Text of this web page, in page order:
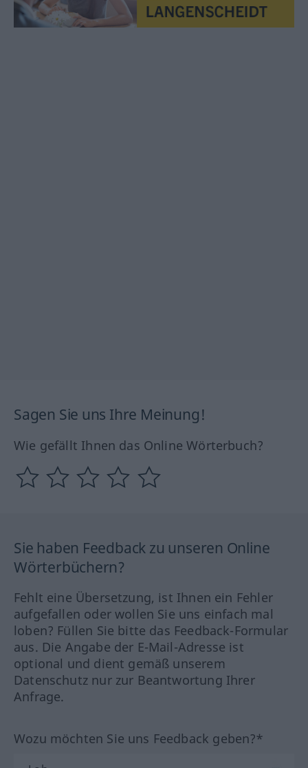
Sagen Sie uns Ihre Meinung!
Wie gefällt Ihnen das Online Wörterbuch?
Sie haben Feedback zu unseren Online
Wörterbüchern?
Fehlt eine Übersetzung, ist Ihnen ein Fehler
aufgefallen oder wollen Sie uns einfach mal
loben? Füllen Sie bitte das Feedback-Formular
aus. Die Angabe der E-Mail-Adresse ist
optional und dient gemäß unserem
Datenschutz nur zur Beantwortung Ihrer
Anfrage.
Wozu möchten Sie uns Feedback geben?*